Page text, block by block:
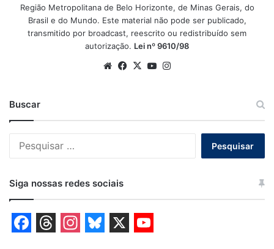
Região Metropolitana de Belo Horizonte, de Minas Gerais, do
Brasil e do Mundo. Este material não pode ser publicado,
transmitido por broadcast, reescrito ou redistribuído sem
autorização. Lei nº 9610/98
WebsiteFacebook
X YouTube
Buscar
Siga nossas redes sociais